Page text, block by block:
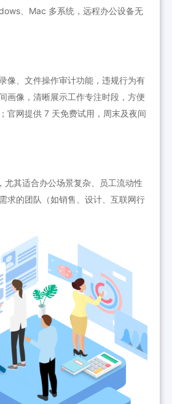
、Mac 多系统，远程办公设备无
像、文件操作审计功能，违规行为有
画像，清晰展示工作专注时段，方便
官网提供 7 天免费试用，周末及夜间
其适合办公场景复杂、员工流动性
求的团队（如销售、设计、互联网行